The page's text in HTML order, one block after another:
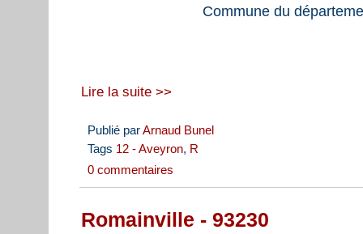
Commune du
Lire la suite >>
Publié parArnaud Bunel
Tags 12 - Aveyron, R
0 commentaires
Romainville - 93230